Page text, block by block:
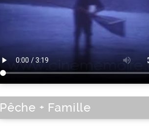
Pêche + Famille